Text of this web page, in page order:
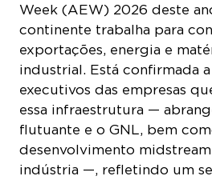
continente trabalha para
exportações, energia e
industrial. Está confirmada
executivos das empresas
essa infraestrutura —
flutuante e o GNL, bem
desenvolvimento midstream
indústria —, refletindo um
mudar o seu foco da